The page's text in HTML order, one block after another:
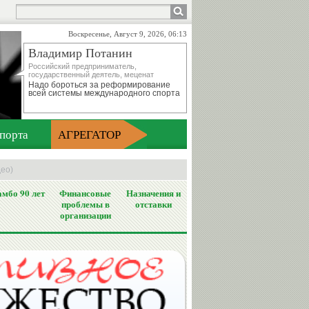
Воскресенье, Август 9, 2026, 06:13
Владимир Потанин
Российский предприниматель,
государственный деятель, меценат
Надо бороться за реформирование
всей системы международного спорта
АГРЕГАТОР
90 лет
Финансовые
проблемы в
организации
Назначения и
отставки